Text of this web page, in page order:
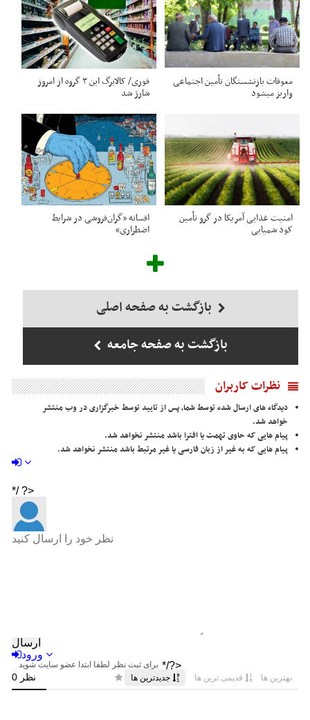
معوقات بازنشستگان تأمین اجتماعی
واریز میشود
فوری/ کالابرگ این ۳ گروه از امروز
شارژ شد
امنیت غذایی آمریکا در گرو تأمین
کود شمیایی
افسانه «گران‌فروشی در شرایط
اضطراری»
بازگشت به صفحه اصلی
بازگشت به صفحه جامعه
نظرات کاربران
دیدگاه های ارسال شده توسط شما، پس از تایید توسط خبرگزاری در وب منتشر
خواهد شد.
پیام هایی که حاوی تهمت یا افترا باشد منتشر نخواهد شد.
پیام هایی که به غیر از زبان فارسی یا غیر مرتبط باشد منتشر نخواهد شد.